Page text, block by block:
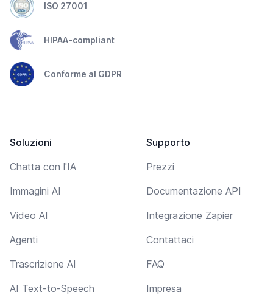
ISO 27001
HIPAA-compliant
Conforme al GDPR
Soluzioni
Chatta con l'IA
Immagini AI
Video AI
Agenti
Trascrizione AI
AI Text-to-Speech
Supporto
Prezzi
Documentazione API
Integrazione Zapier
Contattaci
FAQ
Impresa